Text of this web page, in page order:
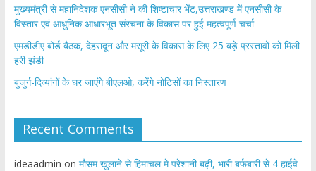
मुख्यमंत्री से महानिदेशक एनसीसी ने की शिष्टाचार भेंट,उत्तराखण्ड में एनसीसी के
विस्तार एवं आधुनिक आधारभूत संरचना के विकास पर हुई महत्वपूर्ण चर्चा
एमडीडीए बोर्ड बैठक, देहरादून और मसूरी के विकास के लिए 25 बड़े प्रस्तावों को मिली
हरी झंडी
बुजुर्ग-दिव्यांगों के घर जाएंगे बीएलओ, करेंगे नोटिसों का निस्तारण
Recent Comments
ideaadmin on मौसम खुलाने से हिमाचल मे परेशानी बढ़ी, भारी बर्फबारी से 4 हाईवे